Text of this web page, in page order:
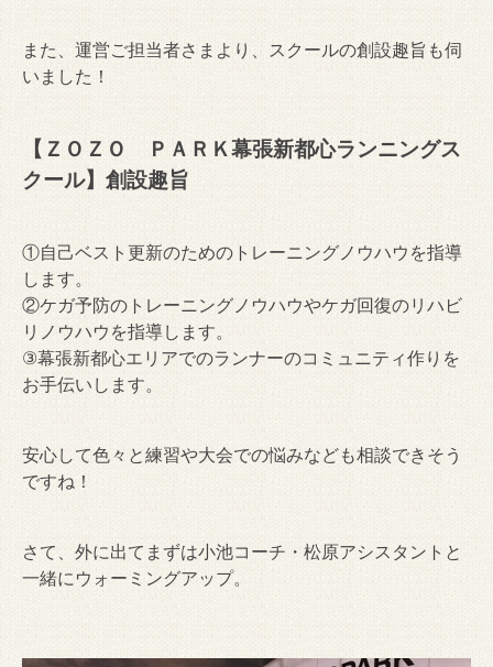
また、運営ご担当者さまより、スクールの創設趣旨も伺
いました！
【ＺＯＺＯ ＰＡＲＫ幕張新都心ランニングス
クール】創設趣旨
①自己ベスト更新のためのトレーニングノウハウを指導
します。
②ケガ予防のトレーニングノウハウやケガ回復のリハビ
リノウハウを指導します。
③幕張新都心エリアでのランナーのコミュニティ作りを
お手伝いします。
安心して色々と練習や大会での悩みなども相談できそう
ですね！
さて、外に出てまずは小池コーチ・松原アシスタントと
一緒にウォーミングアップ。